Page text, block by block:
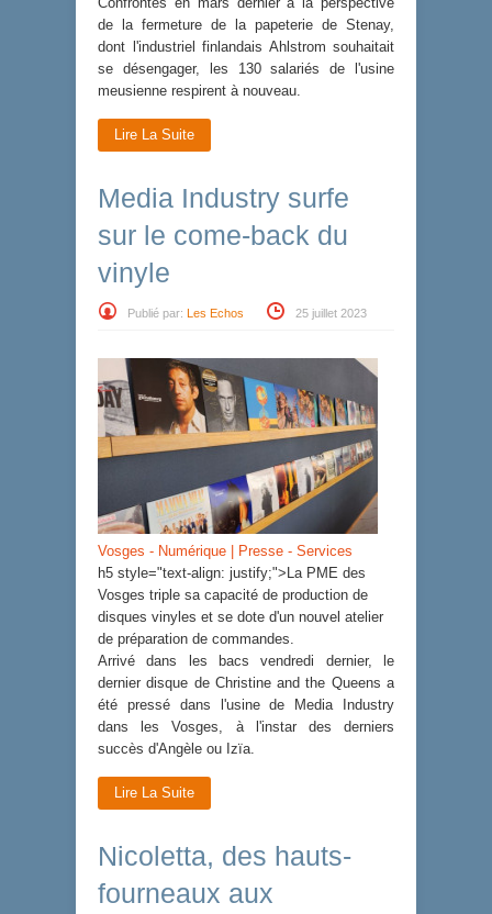
de la fermeture de la papeterie de Stenay,
dont l'industriel finlandais Ahlstrom souhaitait
se désengager, les 130 salariés de l'usine
meusienne respirent à nouveau.
Lire La Suite
Media Industry surfe
sur le come-back du
vinyle
Publié par: Les Echos 25 juillet 2023
Vosges - Numérique | Presse - Services
h5 style="text-align: justify;">La PME des
Vosges triple sa capacité de production de
disques vinyles et se dote d'un nouvel atelier
de préparation de commandes.
Arrivé dans les bacs vendredi dernier, le
dernier disque de Christine and the Queens a
été pressé dans l'usine de Media Industry
dans les Vosges, à l'instar des derniers
succès d'Angèle ou Izïa.
Lire La Suite
Nicoletta, des hauts-
fourneaux aux